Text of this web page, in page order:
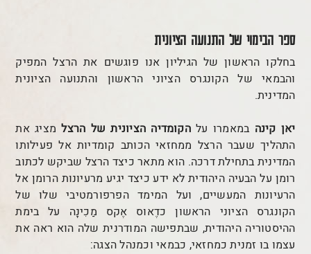
ספר הבימוי של התנועה הציונית
בחלקו הראשון של הגיליון אנו פוגשים את הרצל המפיק
והבמאי של הקונגרס הציוני הראשון והתנועה הציונית
המדינית.
יאן קינה במאמרו עלהקומדיה הציונית של הרצלמציג את
התהליך שעבר הרצל ממחזאי הכותב קומדיות אל פעילותו
המדינית בתחילת דרכה. הוא מתאר כיצד הרצל שביקש לכתוב
רומן על הבעיה היהודית לא ידע כיצד יגיע מרעיונות הרומן אל
הרעיונות המעשיים, ועל המימד הפרפורמטיבי שלו של
הקונגרס הציוני הראשון כדֶאוּס אֶקס מַכִינָה על בימת
ההיסטוריה היהודית, שבתפישה המודרנית שלה הוא ראה את
עצמו בו זמנית כמחזאי, כבמאי וכמנהל הצגה: